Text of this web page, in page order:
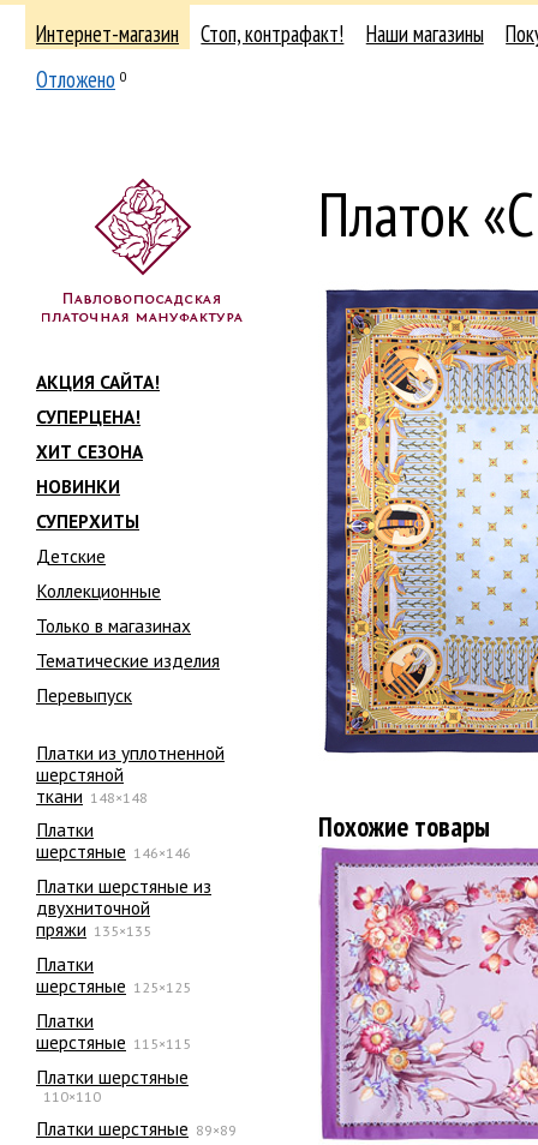
Интернет-магазин Стоп, контрафакт! Наши магазины
Отложено 0
АКЦИЯ САЙТА!
СУПЕРЦЕНА!
ХИТ СЕЗОНА
НОВИНКИ
СУПЕРХИТЫ
Детские
Коллекционные
Только в магазинах
Тематические изделия
Перевыпуск
Платки из уплотненной
шерстяной
ткани 148×148
Платки
шерстяные 146×146
Платки шерстяные из
двухниточной
пряжи 135×135
Платки
шерстяные 125×125
Платки
шерстяные 115×115
Платки шерстяные
110×110
Платки шерстяные 89×89
Платок
Похожие товары